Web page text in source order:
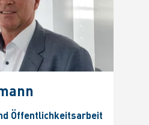
Öffentlichkeitsarbeit